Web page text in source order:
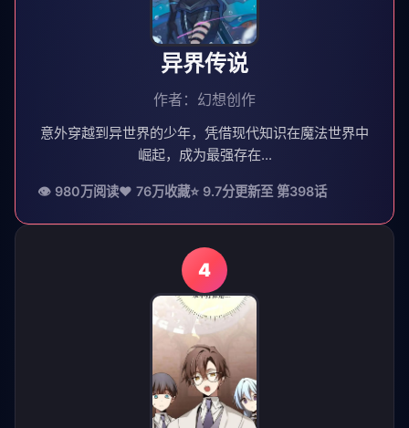
异界传说
作者：幻想创作
意外穿越到异世界的少年，凭借现代知识在魔法世界中
崛起，成为最强存在...
👁 980万阅读❤️ 76万收藏⭐ 9.7分更新至 第398话
4